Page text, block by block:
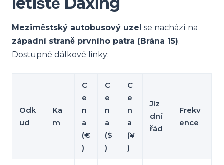
Meziměstský autobusový uzel se nachází na
západní straně prvního patra (Brána 15).
Dostupné dálkové linky:
Odk
ud
Ka
m
C
e
n
a
(€
)
C
e
n
a
($
)
C
e
n
a
(¥
)
Jíz
dní
řád
Frekv
ence